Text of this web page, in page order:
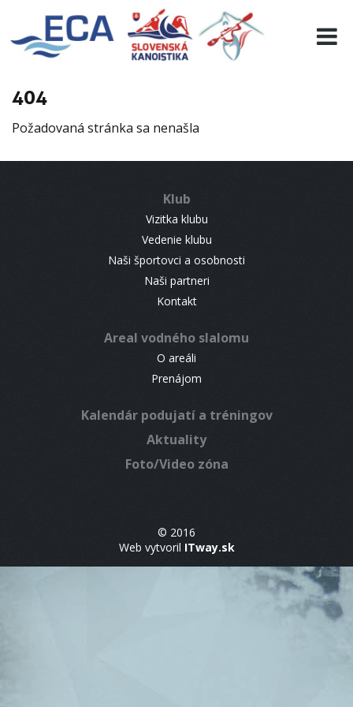
404
Požadovaná stránka sa nenašla
Klub
Vizitka klubu
Vedenie klubu
Naši športovci a osobnosti
Naši partneri
Kontakt
Areal vodného slalomu
O areáli
Prenájom
Kalendár podujatí a tréningov
Aktuality
Foto/Video zóna
© 2016
Web vytvoril ITway.sk
EURO 19
INFO
RESULTS
CONTACT